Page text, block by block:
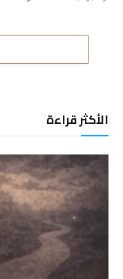
الأكثر قراءة